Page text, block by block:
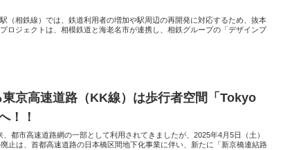
（相鉄線）では、鉄道利用者の増加や駅周辺の再開発に対応するため、抜本
ロジェクトは、相模鉄道と海老名市が連携し、相鉄グループの「デザインブ
京高速道路（KK線）は歩行者空間「Tokyo
！！
都市高速道路網の一部として利用されてきましたが、2025年4月5日（土）
止は、首都高速道路の日本橋区間地下化事業に伴い、新たに「新京橋連結路